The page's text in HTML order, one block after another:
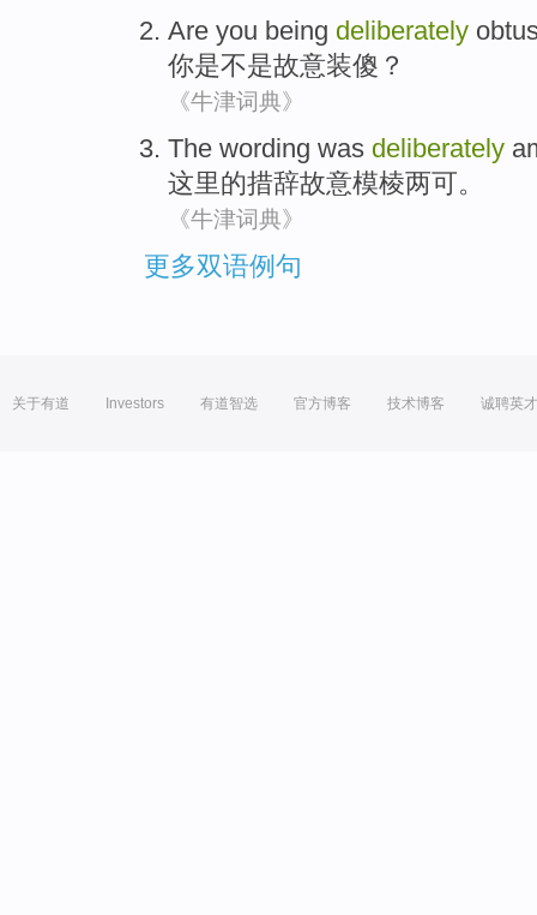
Are you being deliberately
你是不是故意装傻 ？
《牛津词典》
The wording was deliberately
这里的措辞故意模棱两可。
《牛津词典》
更多双语例句
关于有道 Investors 有道智选 官方博客 技术博客 诚聘英才